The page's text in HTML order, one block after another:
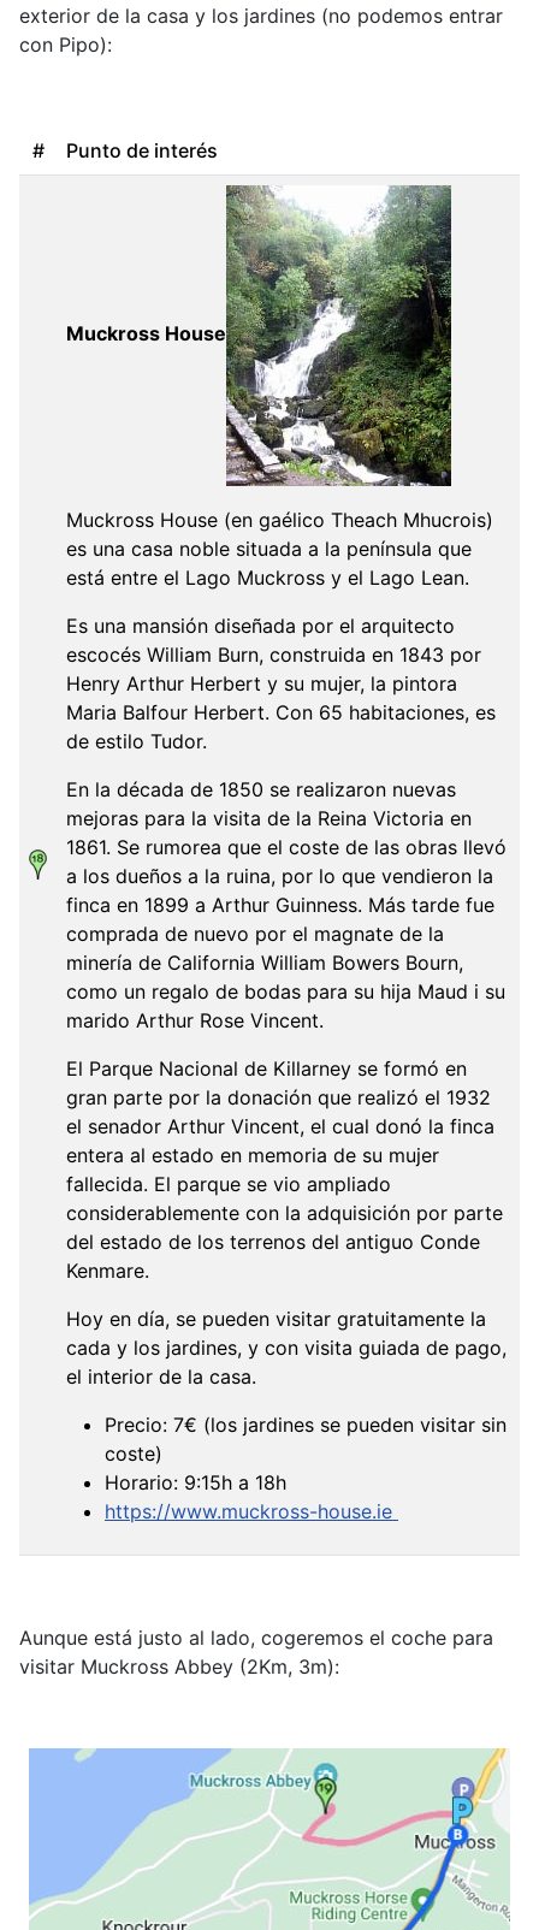
exterior de la casa y los jardines (no podemos entrar
con Pipo):
# Punto de interés
Muckross House
Muckross House (en gaélico Theach Mhucrois)
es una casa noble situada a la península que
está entre el Lago Muckross y el Lago Lean.
Es una mansión diseñada por el arquitecto
escocés William Burn, construida en 1843 por
Henry Arthur Herbert y su mujer, la pintora
Maria Balfour Herbert. Con 65 habitaciones, es
de estilo Tudor.
En la década de 1850 se realizaron nuevas
mejoras para la visita de la Reina Victoria en
1861. Se rumorea que el coste de las obras llevó
a los dueños a la ruina, por lo que vendieron la
finca en 1899 a Arthur Guinness. Más tarde fue
comprada de nuevo por el magnate de la
minería de California William Bowers Bourn,
como un regalo de bodas para su hija Maud i su
marido Arthur Rose Vincent.
El Parque Nacional de Killarney se formó en
gran parte por la donación que realizó el 1932
el senador Arthur Vincent, el cual donó la finca
entera al estado en memoria de su mujer
fallecida. El parque se vio ampliado
considerablemente con la adquisición por parte
del estado de los terrenos del antiguo Conde
Kenmare.
Hoy en día, se pueden visitar gratuitamente la
cada y los jardines, y con visita guiada de pago,
el interior de la casa.
Precio: 7€ (los jardines se pueden visitar sin
coste)
Horario: 9:15h a 18h
https://www.muckross-house.ie
Aunque está justo al lado, cogeremos el coche para
visitar Muckross Abbey (2Km, 3m):